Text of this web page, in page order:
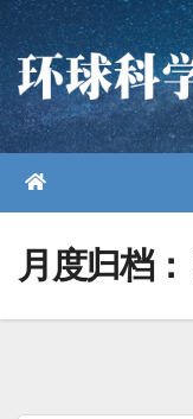
跳
至
内
容
月度归档：